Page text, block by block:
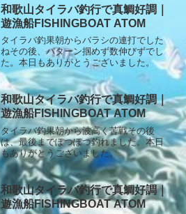
挑戦で不安…」という方も大歓迎です。
しっかりサポートしますので安心してお
越しください！本日もありがとうござい
ました。ご予約・お問い合わせお待ちし
ております。
和歌山タイラバ釣行で真鯛好調｜
遊漁船FISHINGBOAT ATOM
タイラバ釣果朝からバラシの連打でした
ねその後、パターン掴めず数伸びずでし
た。本日もありがとうございました。
和歌山タイラバ釣行で真鯛好調｜
遊漁船FISHINGBOAT ATOM
タイラバ釣果朝から波高く苦戦その後
は、最後までぽつぽつ釣れました。本日
もありがとうございました。
和歌山タイラバ釣行で真鯛好調｜
遊漁船FISHINGBOAT ATOM